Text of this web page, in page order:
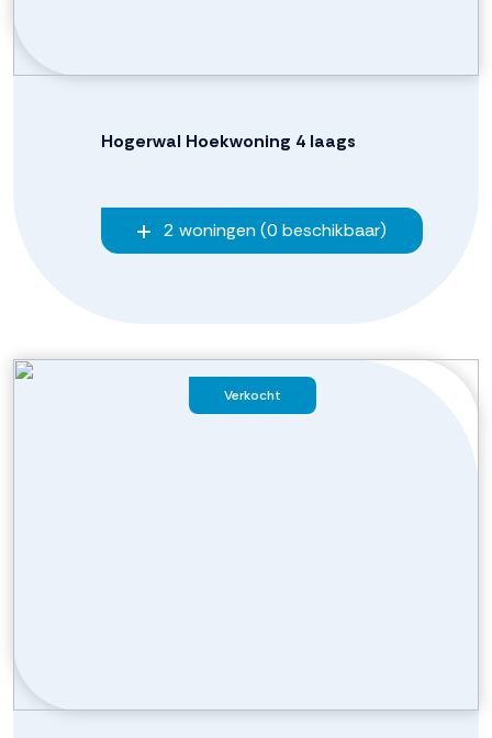
Hogerwal Hoekwoning 4 laags
2 woningen (0 beschikbaar)
Verkocht